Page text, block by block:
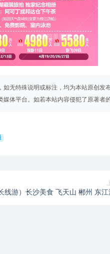
如无特殊说明或标注，均为本站原创发
媒体平台。如若本站内容侵犯了原著者
线游）长沙美食 飞天山 郴州 东江